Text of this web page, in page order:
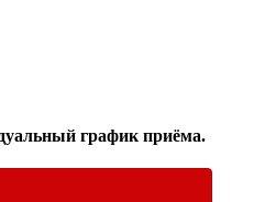
график приёма.